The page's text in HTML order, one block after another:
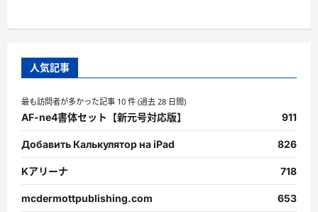
人気記事
最も訪問者が多かった記事 10 件 (過去 28 日間)
AF-ne4書体セット【新元号対応版】 911
Добавить Калькулятор на iPad 826
Kアリーナ 718
mcdermottpublishing.com 653